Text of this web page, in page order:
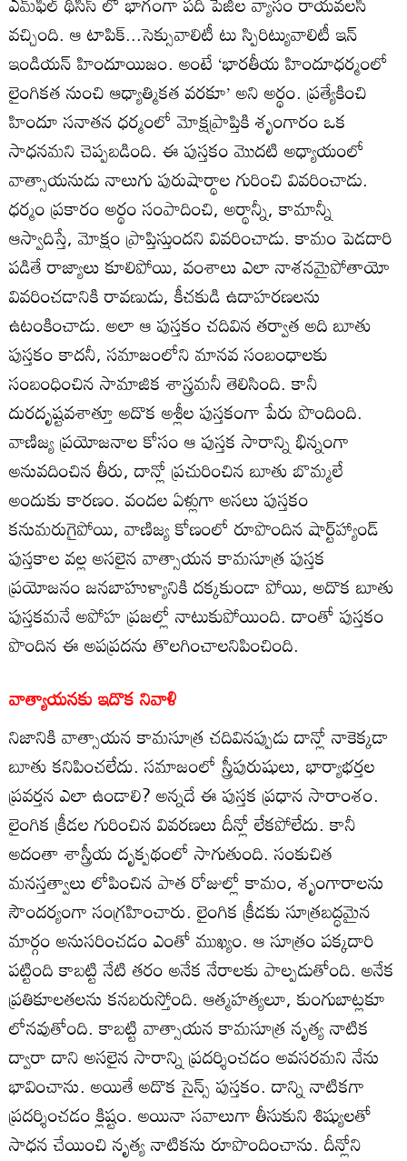
వచ్చింది. ఆ టాపిక్‌...సెక్సువాలిటీ టు స్పిరిట్యువాలిటీ ఇన్‌
ఇండియన్‌ హిందూయిజం. అంటే ‘భారతీయ హిందూధర్మంలో
లైంగికత నుంచి ఆధ్యాత్మికత వరకూ’ అని అర్థం. ప్రత్యేకించి
హిందూ సనాతన ధర్మంలో మోక్షప్రాప్తికి శృంగారం ఒక
సాధనమని చెప్పబడింది. ఈ పుస్తకం మొదటి అధ్యాయంలో
వాత్సాయనుడు నాలుగు పురుషార్థాల గురించి వివరించాడు.
ధర్మం ప్రకారం అర్థం సంపాదించి, అర్థాన్నీ, కామాన్నీ
ఆస్వాదిస్తే, మోక్షం ప్రాప్తిస్తుందని వివరించాడు. కామం పెడదారి
పడితే రాజ్యాలు కూలిపోయి, వంశాలు ఎలా నాశనమైపోతాయో
వివరించడానికి రావణుడు, కీచకుడి ఉదాహరణలను
ఉటంకించాడు. అలా ఆ పుస్తకం చదివిన తర్వాత అది బూతు
పుస్తకం కాదనీ, సమాజంలోని మానవ సంబంధాలకు
సంబంధించిన సామాజిక శాస్త్రమనీ తెలిసింది. కానీ
దురదృష్టవశాత్తూ అదొక అశ్లీల పుస్తకంగా పేరు పొందింది.
వాణిజ్య ప్రయోజనాల కోసం ఆ పుస్తక సారాన్ని భిన్నంగా
అనువదించిన తీరు, దాన్లో ప్రచురించిన బూతు బొమ్మలే
అందుకు కారణం. వందల ఏళ్లుగా అసలు పుస్తకం
కనుమరుగైపోయి, వాణిజ్య కోణంలో రూపొందిన షార్ట్‌హ్యాండ్‌
పుస్తకాల వల్ల అసలైన వాత్సాయన కామసూత్ర పుస్తక
ప్రయోజనం జనబాహుళ్యానికి దక్కకుండా పోయి, అదొక బూతు
పుస్తకమనే అపోహ ప్రజల్లో నాటుకుపోయింది. దాంతో పుస్తకం
పొందిన ఈ అపప్రదను తొలగించాలనిపించింది.
వాత్యాయనకు ఇదొక నివాళి
నిజానికి వాత్సాయన కామసూత్ర చదివినప్పుడు దాన్లో నాకెక్కడా
బూతు కనిపించలేదు. సమాజంలో స్త్రీపురుషులు, భార్యాభర్తల
ప్రవర్తన ఎలా ఉండాలి? అన్నదే ఈ పుస్తక ప్రధాన సారాంశం.
లైంగిక క్రీడల గురించిన వివరణలు దీన్లో లేకపోలేదు. కానీ
అదంతా శాస్త్రీయ దృక్పథంలో సాగుతుంది. సంకుచిత
మనస్తత్వాలు లోపించిన పాత రోజుల్లో కామం, శృంగారాలను
సౌందర్యంగా సంగ్రహించారు. లైంగిక క్రీడకు సూత్రబద్ధమైన
మార్గం అనుసరించడం ఎంతో ముఖ్యం. ఆ సూత్రం పక్కదారి
పట్టింది కాబట్టి నేటి తరం అనేక నేరాలకు పాల్పడుతోంది. అనేక
ప్రతికూలతలను కనబరుస్తోంది. ఆత్మహత్యలూ, కుంగుబాట్లకూ
లోనవుతోంది. కాబట్టి వాత్సాయన కామసూత్ర నృత్య నాటిక
ద్వారా దాని అసలైన సారాన్ని ప్రదర్శించడం అవసరమని నేను
భావించాను. అయితే అదొక సైన్స్‌ పుస్తకం. దాన్ని నాటికగా
ప్రదర్శించడం క్లిష్టం. అయినా సవాలుగా తీసుకుని శిష్యులతో
సాధన చేయించి నృత్య నాటికను రూపొందించాను. దీన్లోని